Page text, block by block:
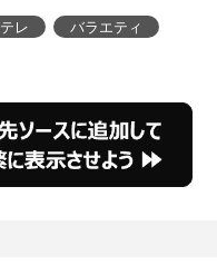
と
選』
。
レ
バラエティ